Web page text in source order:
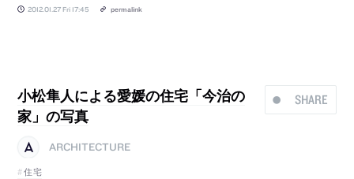
2012.01.27 Fri 17:45 permalink
SHARE
小松隼人による愛媛の住宅「今治の
家」の写真
ARCHITECTURE
住宅